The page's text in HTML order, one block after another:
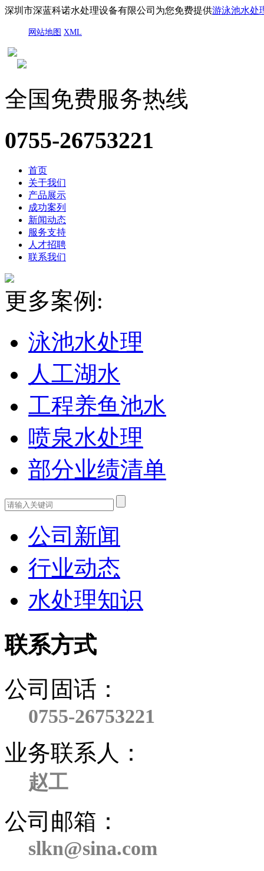
深圳市深蓝科诺水处理设备有限公司为您免费提供游泳池水处
网站地图 XML
全国免费服务热线
0755-26753221
首页
关于我们
产品展示
成功案列
新闻动态
服务支持
人才招聘
联系我们
更多案例:
泳池水处理
人工湖水
工程养鱼池水
喷泉水处理
部分业绩清单
公司新闻
行业动态
水处理知识
联系方式
公司固话：
0755-26753221
业务联系人：
赵工
公司邮箱：
slkn@sina.com